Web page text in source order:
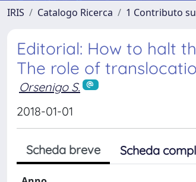
IRIS Catalogo Ricerca 1 Contributo
Editorial: How to halt
The role of
Orsenigo S.
2018-01-01
Scheda breve Scheda